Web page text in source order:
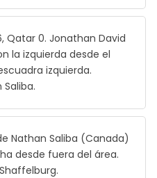
Qatar 0. Jonathan David
la izquierda desde el
izquierda.
Nathan Saliba (Canada)
desde fuera del área.